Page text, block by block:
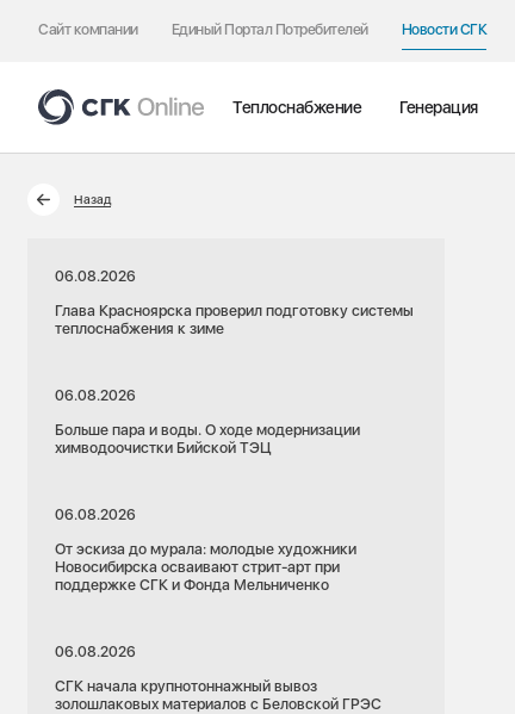
Сайт компании Единый Портал Потребителей Новости СГК
Теплоснабжение Генерация
Назад
06.08.2026
Глава Красноярска проверил подготовку системы
теплоснабжения к зиме
06.08.2026
Больше пара и воды. О ходе модернизации
химводоочистки Бийской ТЭЦ
06.08.2026
От эскиза до мурала: молодые художники
Новосибирска осваивают стрит-арт при
поддержке СГК и Фонда Мельниченко
06.08.2026
СГК начала крупнотоннажный вывоз
золошлаковых материалов с Беловской ГРЭС